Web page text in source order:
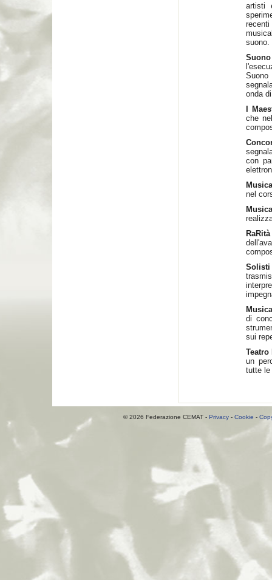
artisti
suono.
onda
I
che
con
nel
RaRità
di
sui
Teatro
un
tutte le
© 2026 Federazione CEMAT - Privacy - Cookie -